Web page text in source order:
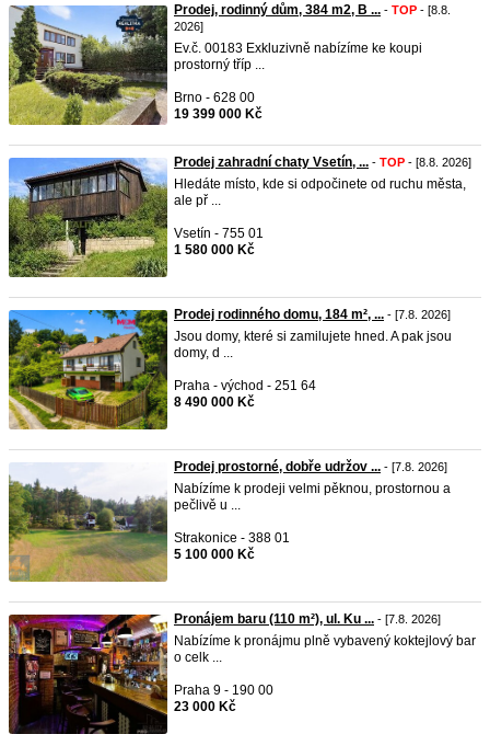
Prodej, rodinný dům, 384 m2, B ... - TOP - [8.8.
2026]
Ev.č. 00183 Exkluzivně nabízíme ke koupi
prostorný tříp ...
Brno - 628 00
19 399 000 Kč
Prodej zahradní chaty Vsetín, ... - TOP - [8.8. 2026]
Hledáte místo, kde si odpočinete od ruchu města,
ale př ...
Vsetín - 755 01
1 580 000 Kč
Prodej rodinného domu, 184 m², ... - [7.8. 2026]
Jsou domy, které si zamilujete hned. A pak jsou
domy, d ...
Praha - východ - 251 64
8 490 000 Kč
Prodej prostorné, dobře udržov ... - [7.8. 2026]
Nabízíme k prodeji velmi pěknou, prostornou a
pečlivě u ...
Strakonice - 388 01
5 100 000 Kč
Pronájem baru (110 m²), ul. Ku ... - [7.8. 2026]
Nabízíme k pronájmu plně vybavený koktejlový bar
o celk ...
Praha 9 - 190 00
23 000 Kč